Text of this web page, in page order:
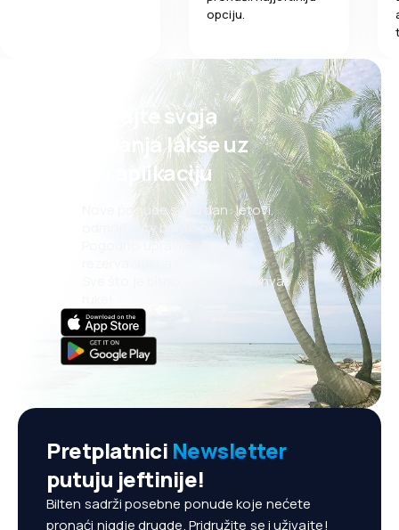
opciju.
Planirajte svoja
putovanja lakše uz
našu aplikaciju
Nove ponude svaki dan: letovi,
odmori, city break-ovi
Sve što je bitno, uvijek na dohvat
Pretplatnici Newsletter
putuju jeftinije!
Bilten sadrži posebne ponude koje nećete
pronaći nigdje drugde. Pridružite se i uživajte!